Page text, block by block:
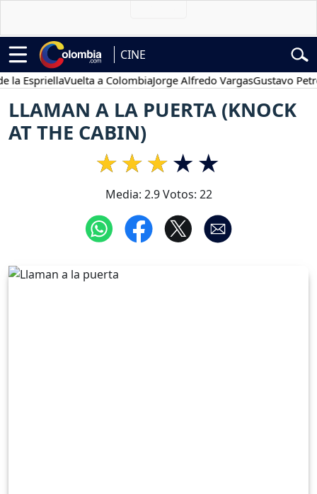
CINE
Vuelta a ColombiaJorge Alfredo VargasGustavo Petro
LLAMAN A LA PUERTA (KNOCK
AT THE CABIN)
Media: 2.9Votos: 22